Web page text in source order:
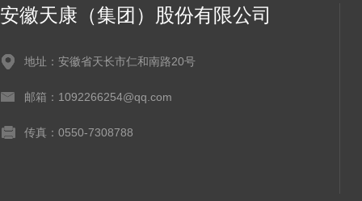
安徽天康（集团）股份有限公司
地址：安徽省天长市仁和南路20号
邮箱：1092266254@qq.com
传真：0550-7308788